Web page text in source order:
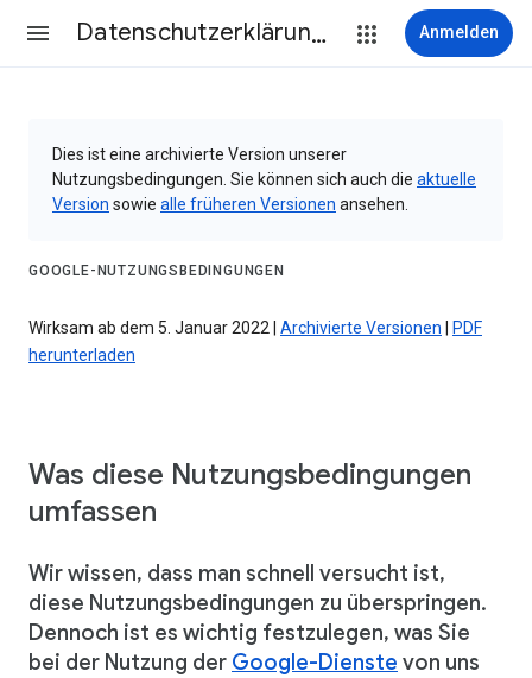
Datenschutzerklärung & Nutzungsbedingungen Anmelden
Dies ist eine archivierte Version unserer
Nutzungsbedingungen. Sie können sich auch die aktuelle
Version sowie alle früheren Versionen ansehen.
GOOGLE-NUTZUNGSBEDINGUNGEN
Wirksam ab dem 5. Januar 2022 | Archivierte Versionen
PDF
herunterladen
Was diese Nutzungsbedingungen
umfassen
Wir wissen, dass man schnell versucht ist,
diese Nutzungsbedingungen zu überspringen.
Dennoch ist es wichtig festzulegen, was Sie
bei der Nutzung der Google-Dienste von uns